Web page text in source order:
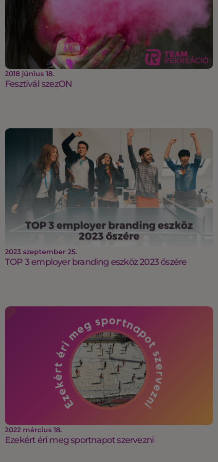
2018 június 18.
Fesztivál szezON
2023 szeptember 25.
TOP 3 employer branding eszköz 2023 őszére
2022 március 18.
Ezekért éri meg sportnapot szervezni